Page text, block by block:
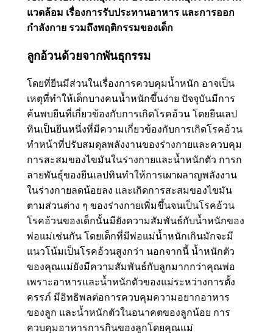
แวดล้อม เรื่องการรับประทานอาหาร และการออก
กำลังกาย รวมถึงพฤติกรรมของเด็ก
ลูกอ้วนด้วยจากพันธุกรรม
โดยที่ยีนมีส่วนในเรื่องการควบคุมน้ำหนัก อาจเป็น
เหตุที่ทำให้เด็กบางคนน้ำหนักขึ้นง่าย ปัจจุบันมีการ
ค้นพบยีนที่เกี่ยวข้องกับการเกิดโรคอ้วน โดยยีนเลป
ทินเป็นยีนหนึ่งที่มีความเกี่ยวข้องกับการเกิดโรคอ้วน
ทำหน้าที่ปรับสมดุลพลังงานของร่างกายและควบคุม
การสะสมของไขมันในร่างกายและน้ำหนักตัว การก
ลายพันธุ์ของยีนเลปทินทำให้การเผาผลาญพลังงาน
ในร่างกายลดน้อยลง และเกิดการสะสมของไขมัน
ตามส่วนต่าง ๆ ของร่างกายเพิ่มขึ้นจนเป็นโรคอ้วน
โรคอ้วนของเด็กนั้นมียังความสัมพันธ์กับน้ำหนักของ
พ่อแม่เช่นกัน โดยเด็กที่มีพ่อแม่น้ำหนักเกินมักจะมี
แนวโน้มเป็นโรคอ้วนสูงกว่า นอกจากนี้ น้ำหนักตัว
ของคุณแม่ยังมีความสัมพันธ์กับลูกมากกว่าคุณพ่อ
เพราะอาหารและน้ำหนักตัวของแม่ระหว่างการตั้ง
ครรภ์ มีอิทธิพลต่อการควบคุมความอยากอาหาร
ของลูก และน้ำหนักตัวในอนาคตของลูกน้อย การ
ควบคุมอาหารการกินของลูกโดยคุณแม่